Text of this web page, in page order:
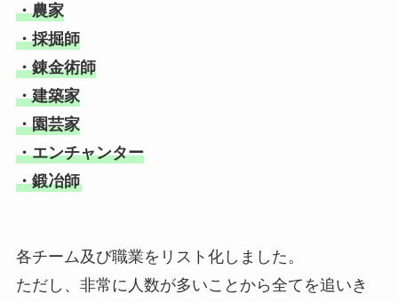
・農家
・採掘師
・錬金術師
・建築家
・園芸家
・エンチャンター
・鍛冶師
各チーム及び職業をリスト化しました。
ただし、非常に人数が多いことから全てを追いき